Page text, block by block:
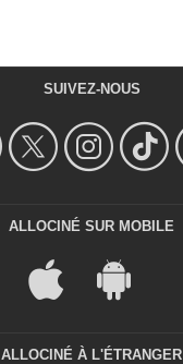
SUIVEZ-NOUS
ALLOCINÉ SUR MOBILE
ALLOCINÉ À L'ÉTRANGER